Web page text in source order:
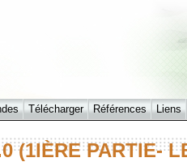
Télécharger Références Liens
(1IÈRE PARTIE-